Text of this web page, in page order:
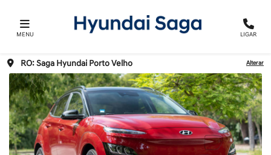
MENU LIGAR
RO: Saga Hyundai Porto Velho Alterar